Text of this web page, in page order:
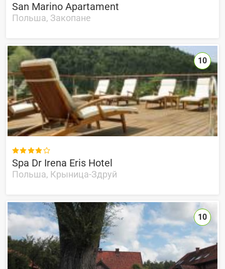
San Marino Apartament
Польша, Закопане

Spa Dr Irena Eris Hotel
Польша, Крыница-Здруй
10
10